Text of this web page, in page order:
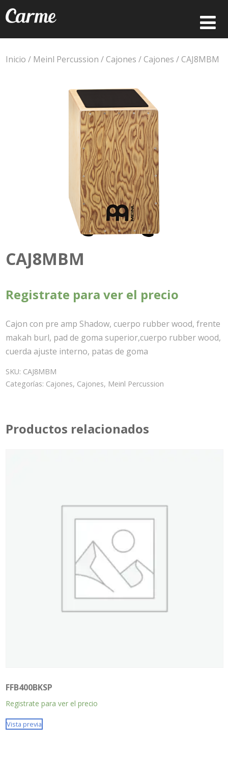
Inicio / Meinl Percussion /Cajones /Cajones / CAJ8MBM
CAJ8MBM
Registrate para ver el precio
Cajon con pre amp Shadow, cuerpo rubber wood, frente
makah burl, pad de goma superior,cuerpo rubber wood,
cuerda ajuste interno, patas de goma
SKU: CAJ8MBM
Categorías: Cajones, Cajones, Meinl Percussion
Productos relacionados
FFB400BKSP
Registrate para ver el precio
Vista previa